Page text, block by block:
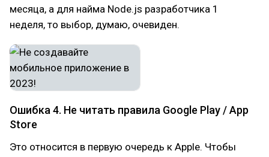
месяца, а для найма Node.js разработчика 1
неделя, то выбор, думаю, очевиден.
Ошибка 4. Не читать правила Google Play / App
Store
Это относится в первую очередь к Apple. Чтобы